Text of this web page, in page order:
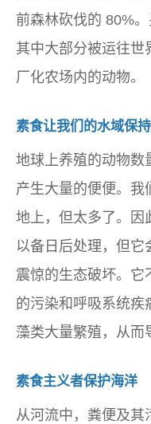
前森林砍伐的 80%
其中大部分被运往世
厂化农场内的动物。
素食让我们的水域保
地球上养殖的动物数
产生大量的便便。我
地上，但太多了。因
以备日后处理，但它
震惊的生态破坏。它
的污染和呼吸系统疾
藻类大量繁殖，从而
素食主义者保护海洋
从河流中，粪便及其